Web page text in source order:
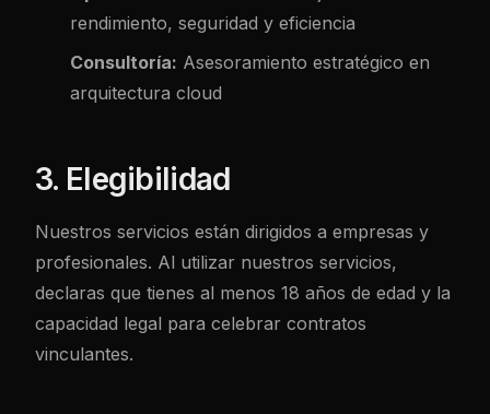
rendimiento, seguridad y eficiencia
Consultoría: Asesoramiento estratégico en
arquitectura cloud
3. Elegibilidad
Nuestros servicios están dirigidos a empresas y
profesionales. Al utilizar nuestros servicios,
declaras que tienes al menos 18 años de edad y la
capacidad legal para celebrar contratos
vinculantes.